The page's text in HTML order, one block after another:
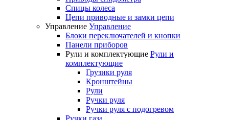
Спицы колеса
Цепи приводные и замки цепи
Управление Управление
Блоки переключателей и кнопки
Панели приборов
Рули и комплектующие Рули и
комплектующие
Грузики руля
Кронштейны
Рули
Ручки руля
Ручки руля с подогревом
Ручки газа